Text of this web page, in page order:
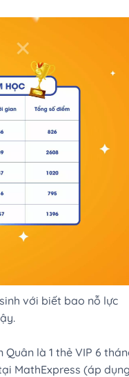
với biết bao nỗ lực
là 1 thẻ VIP 6
MathExpress (áp